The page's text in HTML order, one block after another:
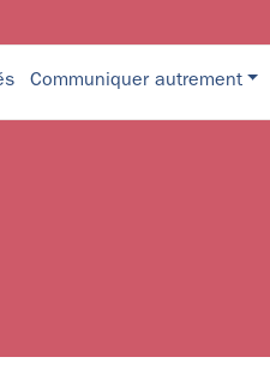
Communiquer autrement